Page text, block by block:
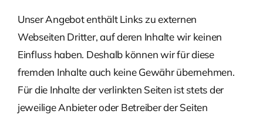
Unser Angebot enthält Links zu externen
Webseiten Dritter, auf deren Inhalte wir keinen
Einfluss haben. Deshalb können wir für diese
fremden Inhalte auch keine Gewähr übernehmen.
Für die Inhalte der verlinkten Seiten ist stets der
jeweilige Anbieter oder Betreiber der Seiten